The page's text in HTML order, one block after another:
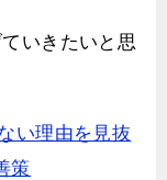
いきたいと思
い理由を見抜
策